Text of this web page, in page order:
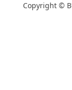
Copyright ©